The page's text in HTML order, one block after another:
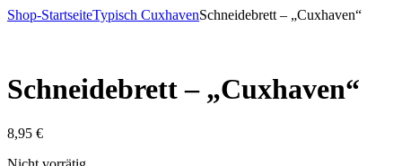
Shop-StartseiteTypisch CuxhavenSchneidebrett – „Cuxhaven“
Schneidebrett – „Cuxhaven“
8,95 €